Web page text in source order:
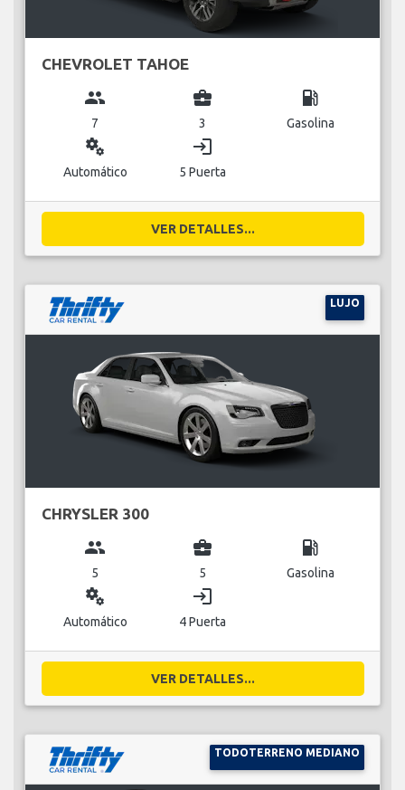
CHEVROLET TAHOE
group
7
business_center
3
local_gas_station
Gasolina
miscellaneous_services
Automático
login
5 Puerta
VER DETALLES...
LUJO
CHRYSLER 300
group
5
business_center
5
local_gas_station
Gasolina
miscellaneous_services
Automático
login
4 Puerta
VER DETALLES...
TODOTERRENO MEDIANO